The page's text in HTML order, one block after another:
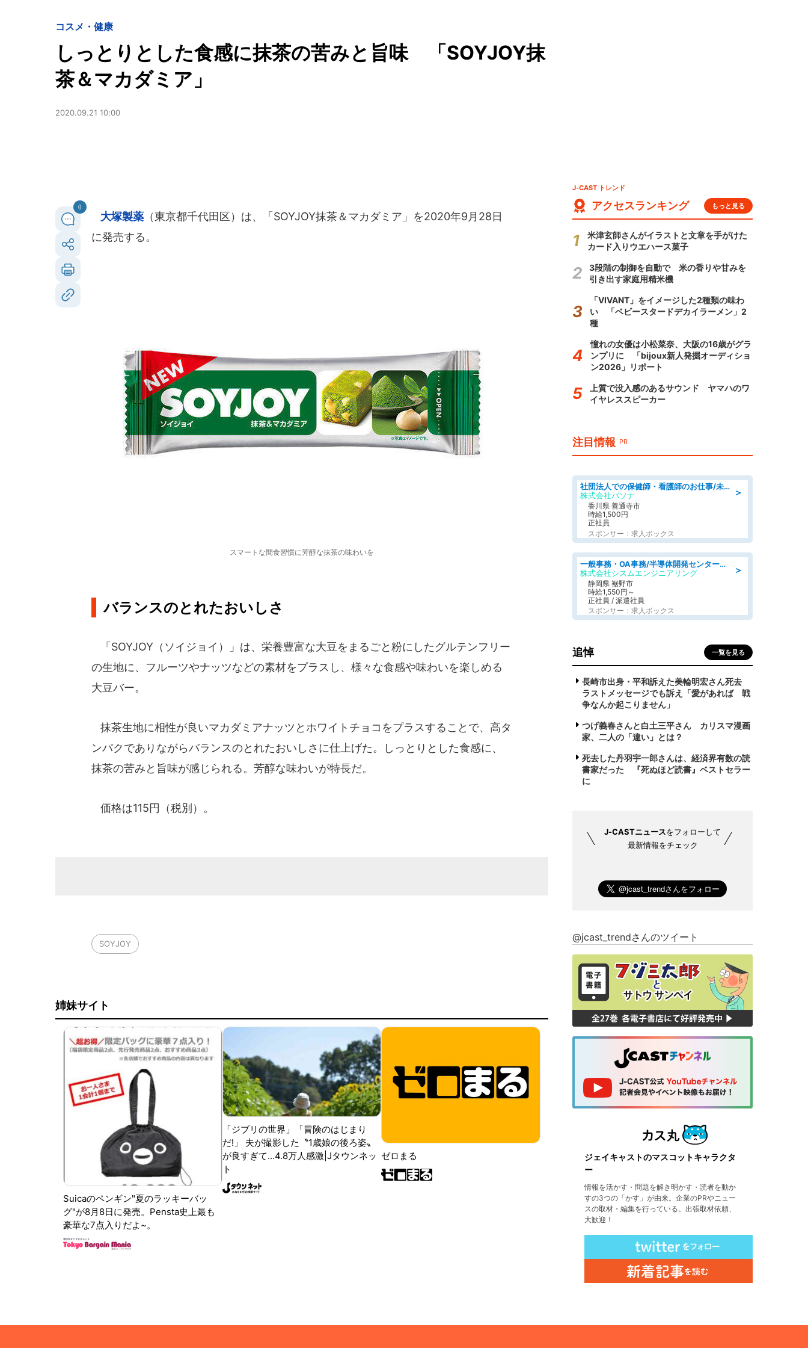
コスメ・健康
しっとりとした食感に抹茶の苦みと旨味 「SOYJOY抹
茶＆マカダミア」
2020.09.21 10:00
0
大塚製薬 （東京都千代田区）は、「SOYJOY抹茶＆マカダミア」を2020年9月28日
に発売する。
スマートな間食習慣に芳醇な抹茶の味わいを
バランスのとれたおいしさ
「SOYJOY（ソイジョイ）」は、栄養豊富な大豆をまるごと粉にしたグルテンフリー
の生地に、フルーツやナッツなどの素材をプラスし、様々な食感や味わいを楽しめる
大豆バー。
抹茶生地に相性が良いマカダミアナッツとホワイトチョコをプラスすることで、高タ
ンパクでありながらバランスのとれたおいしさに仕上げた。しっとりとした食感に、
抹茶の苦みと旨味が感じられる。芳醇な味わいが特長だ。
価格は115円（税別）。
SOYJOY
姉妹サイト
Suicaのペンギン"夏のラッキーバッ
グ"が8月8日に発売。Pensta史上最も
豪華な7点入りだよ~。
「ジブリの世界」「冒険のはじまり
だ!」 夫が撮影した〝1歳娘の後ろ姿〟
が良すぎて...4.8万人感激|Jタウンネッ
ト
ゼロまる
J-CAST トレンド
アクセスランキング もっと見る
米津玄師さんがイラストと文章を手がけた
カード入りウエハース菓子
3段階の制御を自動で 米の香りや甘みを
引き出す家庭用精米機
「VIVANT」をイメージした2種類の味わ
い 「ベビースタードデカイラーメン」2
種
憧れの女優は小松菜奈、大阪の16歳がグラ
ンプリに 「bijoux新人発掘オーディショ
ン2026」リポート
上質で没入感のあるサウンド ヤマハのワ
イヤレススピーカー
注目情報 PR
＞
社団法人での保健師・看護師のお仕事/未経験OK/要資格:普通免許、保健師、正看護師
株式会社パソナ
香川県 善通寺市
時給1,500円
正社員
スポンサー：求人ボックス
＞
一般事務・OA事務/半導体開発センター内で事務&軽作業スタッフ、募集
株式会社シスムエンジニアリング
静岡県 裾野市
時給1,550円～
正社員 / 派遣社員
スポンサー：求人ボックス
追悼 一覧を見る
長崎市出身・平和訴えた美輪明宏さん死去
ラストメッセージでも訴え「愛があれば 戦
争なんか起こりません」
つげ義春さんと白土三平さん カリスマ漫画
家、二人の「違い」とは？
死去した丹羽宇一郎さんは、経済界有数の読
書家だった 『死ぬほど読書』ベストセラー
に
J-CASTニュースをフォローして
最新情報をチェック
@jcast_trendさんのツイート
ジェイキャストのマスコットキャラクタ
ー
情報を活かす・問題を解き明かす・読者を動か
すの3つの「かす」が由来。企業のPRやニュー
スの取材・編集を行っている。出張取材依頼、
大歓迎！